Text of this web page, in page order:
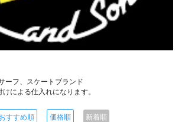
ーフ、スケートブランド
による仕入れになります。
おすすめ順 価格順 新着順